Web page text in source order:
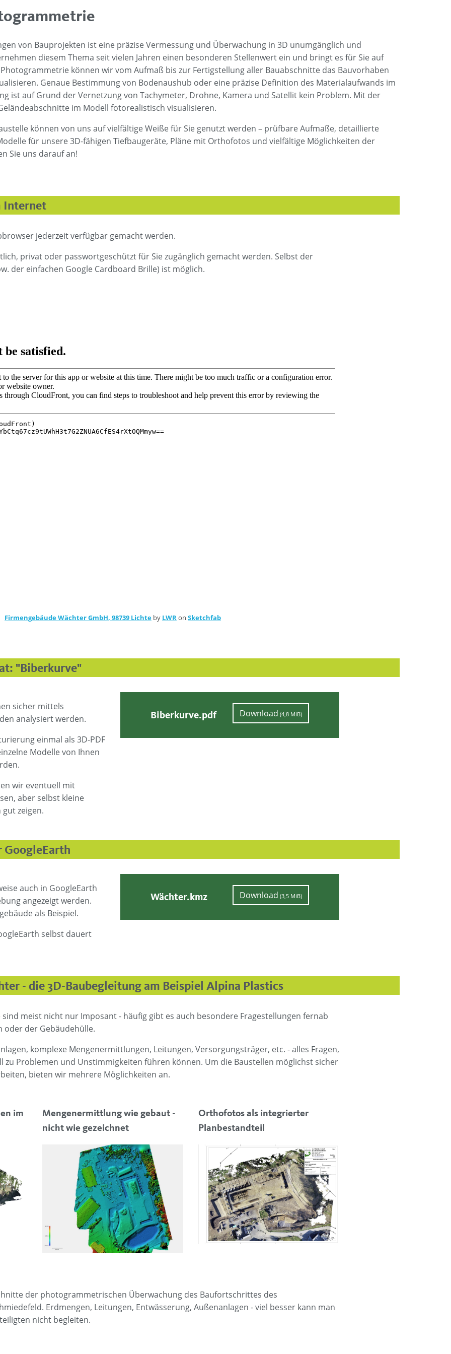
von Bauprojekten ist eine präzise Vermessung und Überwachung in 3D unumgänglich und
diesem Thema seit vielen Jahren einen besonderen Stellenwert ein und bringt es für Sie auf
können wir vom Aufmaß bis zur Fertigstellung aller Bauabschnitte das Bauvorhaben
Genaue Bestimmung von Bodenaushub oder eine präzise Definition des Materialaufwands im
ist auf Grund der Vernetzung von Tachymeter, Drohne, Kamera und Satellit kein Problem. Mit der
im Modell fotorealistisch visualisieren.
können von uns auf vielfältige Weiße für Sie genutzt werden – prüfbare Aufmaße, detaillierte
für unsere 3D-fähigen Tiefbaugeräte, Pläne mit Orthofotos und vielfältige Möglichkeiten der
Sie uns darauf an!
Internet
jederzeit verfügbar gemacht werden.
privat oder passwortgeschützt für Sie zugänglich gemacht werden. Selbst der
der einfachen Google Cardboard Brille) ist möglich.
Firmengebäude Wächter GmbH, 98739 Lichte by LWRon Sketchfab
"Biberkurve"
sicher mittels
analysiert werden.
einmal als 3D-PDF
Modelle von Ihnen
wir eventuell mit
aber selbst kleine
zeigen.
Biberkurve.pdf Download (4,8 MiB)
GoogleEarth
auch in GoogleEarth
angezeigt werden.
als Beispiel.
selbst dauert
Wächter.kmz Download (3,5 MiB)
- die 3D-Baubegleitung am Beispiel Alpina Plastics
meist nicht nur Imposant - häufig gibt es auch besondere Fragestellungen fernab
oder der Gebäudehülle.
komplexe Mengenermittlungen, Leitungen, Versorgungsträger, etc. - alles Fragen,
zu Problemen und Unstimmigkeiten führen können. Um die Baustellen möglichst sicher
bieten wir mehrere Möglichkeiten an.
im
Mengenermittlung wie gebaut -
nicht wie gezeichnet
Orthofotos als integrierter
Planbestandteil
der photogrammetrischen Überwachung des Baufortschrittes des
Erdmengen, Leitungen, Entwässerung, Außenanlagen - viel besser kann man
nicht begleiten.